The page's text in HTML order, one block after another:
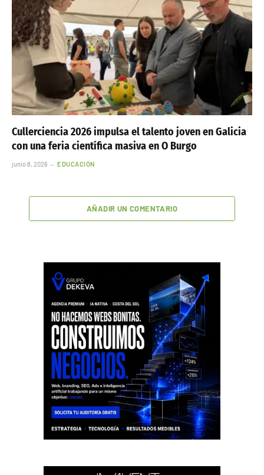
Cullerciencia 2026 impulsa el talento joven en Galicia
con una feria científica masiva en O Burgo
junio 8, 2026 EDUCACIÓN
AÑADIR UN COMENTARIO